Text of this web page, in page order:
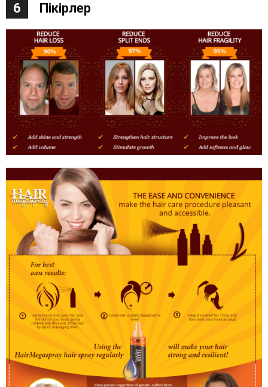
6 Пікірлер